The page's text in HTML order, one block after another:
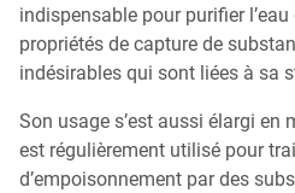
indispensable pour purifier
propriétés de capture de
indésirables qui sont liées à sa
Son usage s’est aussi élargi en
est régulièrement utilisé pour
d’empoisonnement par des